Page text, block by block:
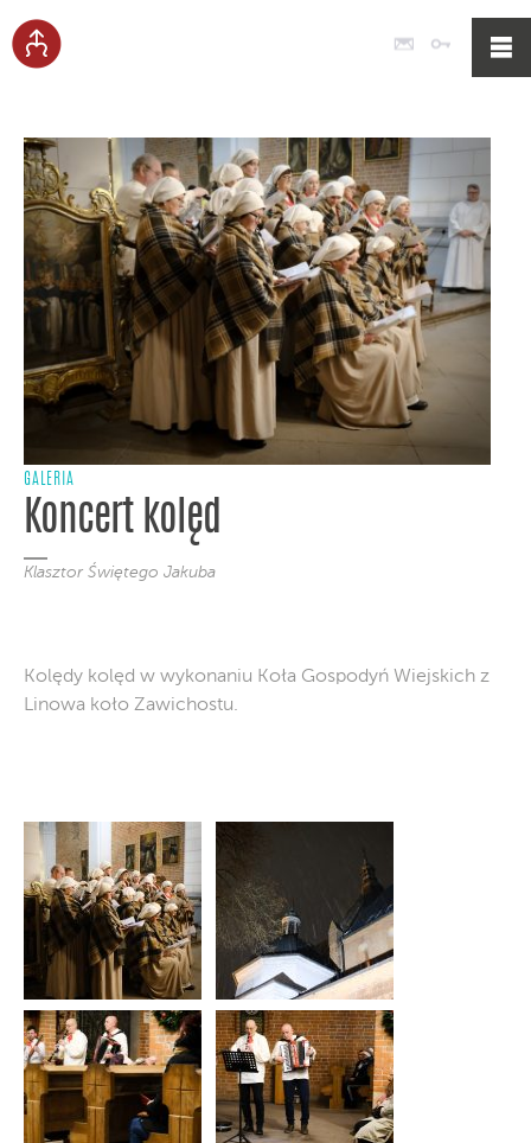
Poczta
GALERIA
Koncert kolęd
Klasztor Świętego Jakuba
Kolędy kolęd w wykonaniu Koła Gospodyń Wiejskich z
Linowa koło Zawichostu.